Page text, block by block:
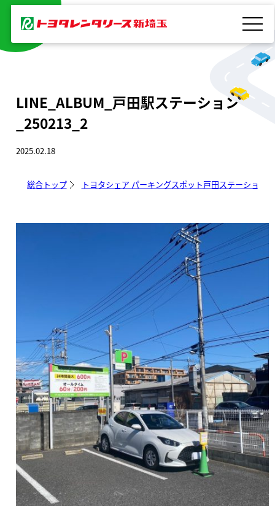
を
LINE_ALBUM_戸田駅ステーション
_250213_2
2025.02.18
総合トップ トヨタシェア パーキングスポット戸田ステーション